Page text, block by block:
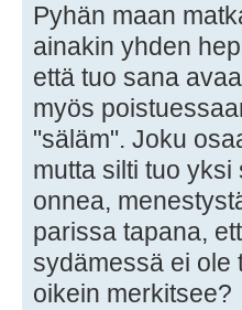
Pyhän maan
ainakin yhden
että tuo sana
myös
"säläm". Joku
mutta silti tuo
onnea,
parissa tapana,
sydämessä ei ole
oikein merkitsee?